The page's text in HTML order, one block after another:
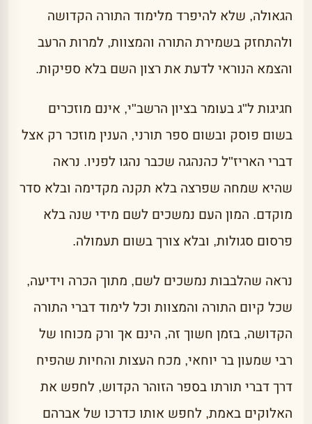
הגאולה, שלא להיפרד מלימוד התורה הקדושה
ולהתחזק בשמירת התורה והמצוות, למרות הרעב
והצמא הנוראי לדעת את רצון השם בלא ספיקות.
חגיגות ל"ג בעומר בציון הרשב"י, אינם מוזכרים
בשום פוסק ובשום ספר תורני, הענין מוזכר רק אצל
דברי האריז"ל כהנהגה שכבר נהגו לפניו. נראה
שהיא שמחה שפרצה בלא תקנה מקדימה ובלא סדר
מוקדם. המון העם נמשכים לשם מידי שנה בלא
פרסום סגולות, ובלא צורך בשום תעמולה.
נראה שהלבבות נמשכים לשם, מתוך הכרה וידיעה,
שכל קיום התורה והמצוות וכל לימוד דברי התורה
הקדושה, בזמן חשוך זה, הינם אך ורק מכוחו של
רבי שמעון בר יוחאי, מכח העצות והחיות שהפיח
דרך דברי תורתו בספר הזוהר הקדוש, לחפש את
האלוקים באמת, לחפש אותו כדרכו של אברהם